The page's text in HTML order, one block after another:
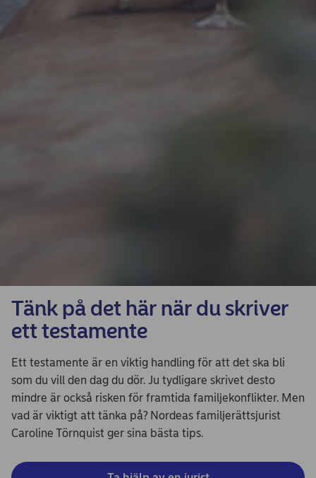
Tänk på det här när du skriver
ett testamente
Ett testamente är en viktig handling för att det ska bli
som du vill den dag du dör. Ju tydligare skrivet desto
mindre är också risken för framtida familjekonflikter. Men
vad är viktigt att tänka på? Nordeas familjerättsjurist
Caroline Törnquist ger sina bästa tips.